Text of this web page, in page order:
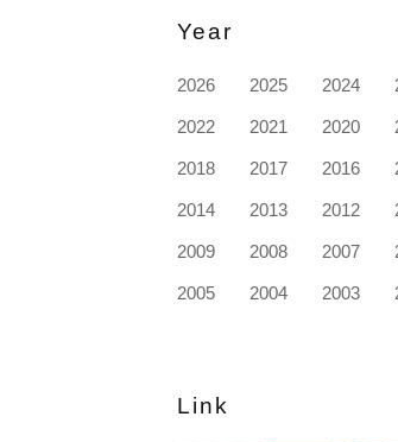
Year
2026 2025 2024
2022 2021 2020
2018 2017 2016
2014 2013 2012
2009 2008 2007
2005 2004 2003
Link